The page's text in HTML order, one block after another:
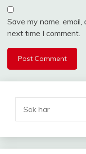
Save my name,
next time I comment.